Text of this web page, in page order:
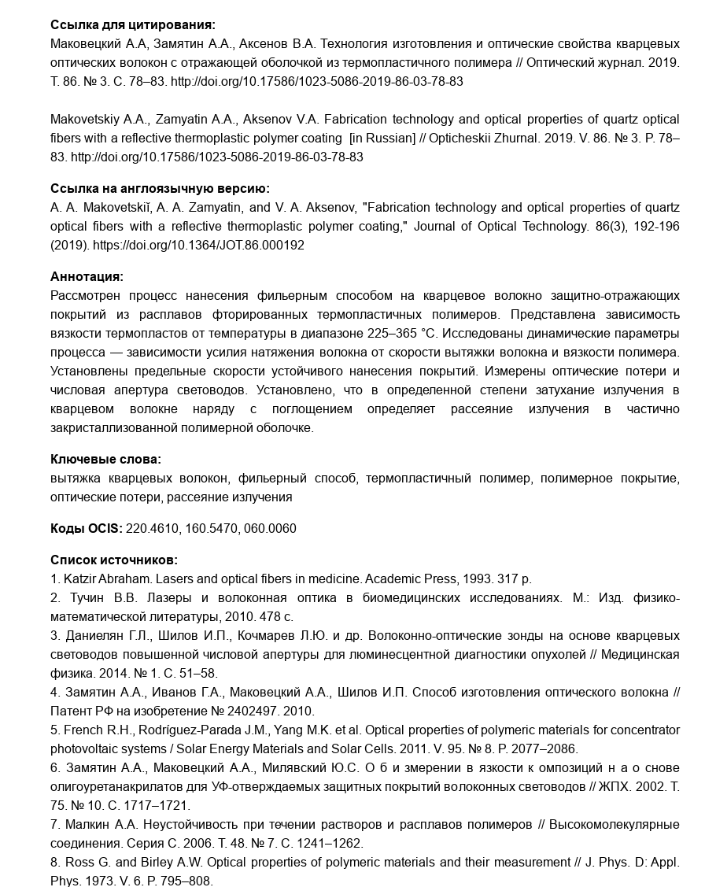
Ссылка для цитирования:
Маковецкий А.А, Замятин А.А., Аксенов В.А. Технология изготовления и оптические свойства кварцевых
оптических волокон с отражающей оболочкой из термопластичного полимера // Оптический журнал. 2019.
Т. 86. № 3. С. 78–83. http://doi.org/10.17586/1023-5086-2019-86-03-78-83
Makovetskiy A.A., Zamyatin A.A., Aksenov V.A. Fabrication technology and optical properties of quartz optical
fibers with a reflective thermoplastic polymer coating
[in Russian] // Opticheskii Zhurnal. 2019. V. 86. № 3. P. 78–
83. http://doi.org/10.17586/1023-5086-2019-86-03-78-83
Ссылка на англоязычную версию:
A. A. Makovetskiĭ, A. A. Zamyatin, and V. A. Aksenov, "Fabrication technology and optical properties of quartz
optical fibers with a reflective thermoplastic polymer coating," Journal of Optical Technology. 86(3), 192-196
(2019). https://doi.org/10.1364/JOT.86.000192
Аннотация:
Рассмотрен процесс нанесения фильерным способом на кварцевое волокно защитно-отражающих
покрытий из расплавов фторированных термопластичных полимеров. Представлена зависимость
вязкости термопластов от температуры в диапазоне 225–365 °С. Исследованы динамические параметры
процесса — зависимости усилия натяжения волокна от скорости вытяжки волокна и вязкости полимера.
Установлены предельные скорости устойчивого нанесения покрытий. Измерены оптические потери и
числовая апертура световодов. Установлено, что в определенной степени затухание излучения в
кварцевом волокне наряду с поглощением определяет рассеяние излучения в частично
закристаллизованной полимерной оболочке.
Ключевые слова:
вытяжка кварцевых волокон, фильерный способ, термопластичный полимер, полимерное покрытие,
оптические потери, рассеяние излучения
Коды OCIS: 220.4610, 160.5470, 060.0060
Список источников:
1. Katzir Abraham. Lasers and optical fibers in medicine. Academic Press, 1993. 317 p.
2. Тучин В.В. Лазеры и волоконная оптика в биомедицинских исследованиях. М.: Изд. физико-
математической литературы, 2010. 478 с.
3. Даниелян Г.Л., Шилов И.П., Кочмарев Л.Ю. и др. Волоконно-оптические зонды на основе кварцевых
световодов повышенной числовой апертуры для люминесцентной диагностики опухолей // Медицинская
физика. 2014. № 1. С. 51–58.
4. Замятин А.А., Иванов Г.А., Маковецкий А.А., Шилов И.П. Способ изготовления оптического волокна //
Патент РФ на изобретение № 2402497. 2010.
5. French R.H., Rodríguez-Parada J.M., Yang M.K. et al. Optical properties of polymeric materials for concentrator
photovoltaic systems / Solar Energy Materials and Solar Cells. 2011. V. 95. № 8. P. 2077–2086.
6. Замятин А.А., Маковецкий А.А., Милявский Ю.С. О б и змерении в язкости к омпозиций н а о снове
олигоуретанакрилатов для УФ-отверждаемых защитных покрытий волоконных световодов // ЖПХ. 2002. Т.
75. № 10. С. 1717–1721.
7. Малкин А.А. Неустойчивость при течении растворов и расплавов полимеров // Высокомолекулярные
соединения. Серия С. 2006. Т. 48. № 7. С. 1241–1262.
8. Ross G. and Birley A.W. Optical properties of polymeric materials and their measurement // J. Phys. D: Appl.
Phys. 1973. V. 6. P. 795–808.